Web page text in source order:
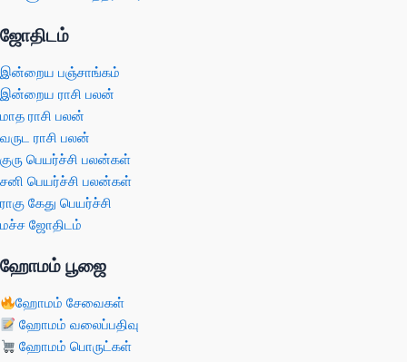
ஜோதிடம்
இன்றைய பஞ்சாங்கம்
இன்றைய ராசி பலன்
மாத ராசி பலன்
வருட ராசி பலன்
குரு பெயர்ச்சி பலன்கள்
சனி பெயர்ச்சி பலன்கள்
ராகு கேது பெயர்ச்சி
மச்ச ஜோதிடம்
ஹோமம் பூஜை
ஹோமம் சேவைகள்
ஹோமம் வலைப்பதிவு
ஹோமம் பொருட்கள்